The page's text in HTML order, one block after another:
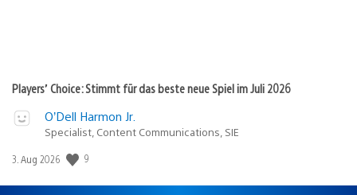
Players’ Choice: Stimmt für das beste neue Spiel im Juli 2026
O’Dell Harmon Jr.
Specialist, Content Communications, SIE
Veröffentlichungsdatum:
3. Aug 2026 9